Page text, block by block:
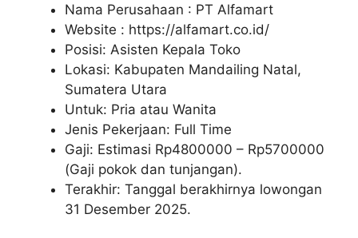
Nama Perusahaan : PT Alfamart
Website : https://alfamart.co.id/
Posisi: Asisten Kepala Toko
Lokasi: Kabupaten Mandailing Natal,
Sumatera Utara
Untuk: Pria atau Wanita
Jenis Pekerjaan: Full Time
Gaji: Estimasi Rp4800000 – Rp5700000
(Gaji pokok dan tunjangan).
Terakhir: Tanggal berakhirnya lowongan
31 Desember 2025.